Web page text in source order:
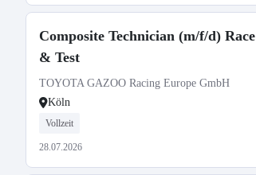
Composite Technician (m/f/d) Race
& Test
TOYOTA GAZOO Racing Europe GmbH
Köln
Vollzeit
28.07.2026